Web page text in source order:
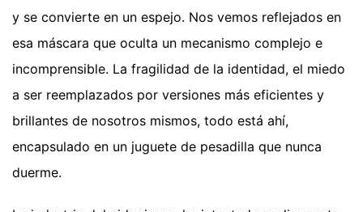
y se convierte en un espejo. Nos vemos reflejados en
esa máscara que oculta un mecanismo complejo e
incomprensible. La fragilidad de la identidad, el miedo
a ser reemplazados por versiones más eficientes y
brillantes de nosotros mismos, todo está ahí,
encapsulado en un juguete de pesadilla que nunca
duerme.